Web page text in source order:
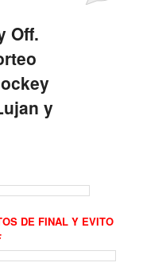
Off.
y
DE FINAL Y EVITO